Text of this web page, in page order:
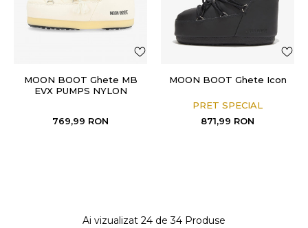
MOON BOOT Ghete MB
EVX PUMPS NYLON
769,99 RON
MOON BOOT Ghete Icon
PRET SPECIAL
871,99 RON
Ai vizualizat 24 de34 Produse